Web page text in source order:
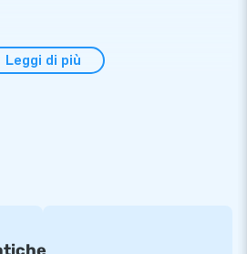
d’acqua e preserva la
Leggi di più